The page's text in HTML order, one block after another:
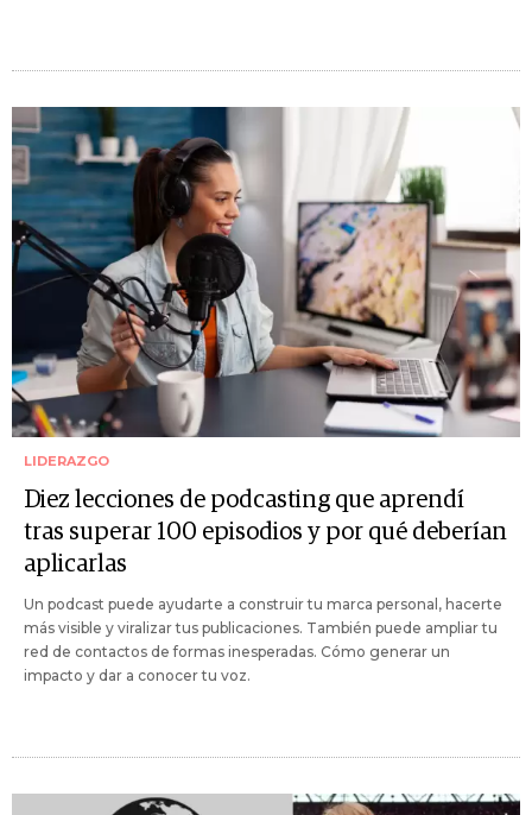
LIDERAZGO
Diez lecciones de podcasting que aprendí
tras superar 100 episodios y por qué deberían
aplicarlas
Un podcast puede ayudarte a construir tu marca personal, hacerte
más visible y viralizar tus publicaciones. También puede ampliar tu
red de contactos de formas inesperadas. Cómo generar un
impacto y dar a conocer tu voz.